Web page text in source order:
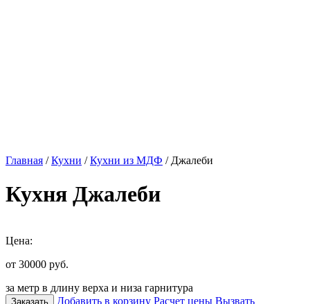
Главная /Кухни /Кухни из МДФ / Джалеби
Кухня Джалеби
Цена:
от 30000 руб.
за метр в длину верха и низа гарнитура
Заказать Добавить в корзину Расчет цены Вызвать